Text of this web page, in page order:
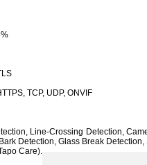
TCP, UDP, ONVIF
Line-Crossing Detection,
Detection, Glass Break
Care).